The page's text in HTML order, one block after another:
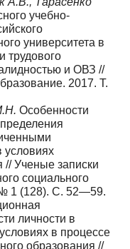
учебно-
университета в
трудового
и ОВЗ //
2017. Т.
Особенности
условиях
// Ученые записки
социального
№ 1 (128). С. 52—59.
личности в
в процессе
образования //